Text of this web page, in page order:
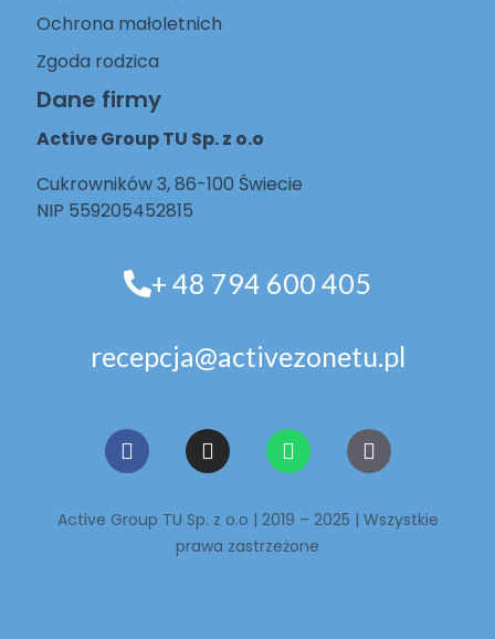
Ochrona małoletnich
Zgoda rodzica
Dane firmy
Active Group TU Sp. z o.o
Cukrowników 3, 86-100 Świecie
NIP 559205452815
+ 48 794 600 405
recepcja@activezonetu.pl
Active Group TU Sp. z o.o | 2019 – 2025 | Wszystkie
prawa zastrzeżone